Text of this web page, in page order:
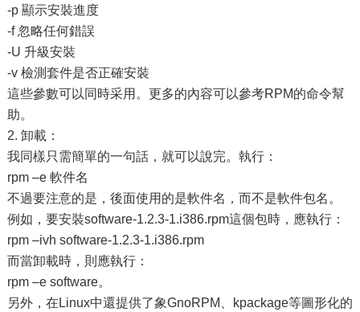
-p 顯示安裝進度
-f 忽略任何錯誤
-U 升級安裝
-v 檢測套件是否正確安裝
這些參數可以同時采用。更多的內容可以參考RPM的命令幫
助。
2. 卸載：
我同樣只需簡單的一句話，就可以說完。執行：
rpm –e 軟件名
不過要注意的是，後面使用的是軟件名，而不是軟件包名。
例如，要安裝software-1.2.3-1.i386.rpm這個包時，應執行：
rpm –ivh software-1.2.3-1.i386.rpm
而當卸載時，則應執行：
rpm –e software。
另外，在Linux中還提供了象GnoRPM、kpackage等圖形化的